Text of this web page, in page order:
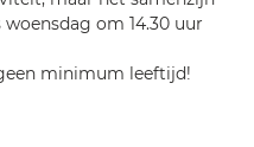
om 14.30 uur
minimum leeftijd!